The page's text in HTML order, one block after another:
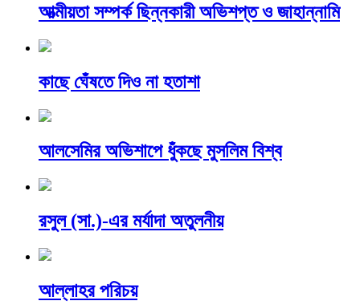
আত্মীয়তা সম্পর্ক ছিন্নকারী অভিশপ্ত ও জাহান্নামি
কাছে ঘেঁষতে দিও না হতাশা
আলসেমির অভিশাপে ধুঁকছে মুসলিম বিশ্ব
রসুল (সা.)-এর মর্যাদা অতুলনীয়
আল্লাহর পরিচয়